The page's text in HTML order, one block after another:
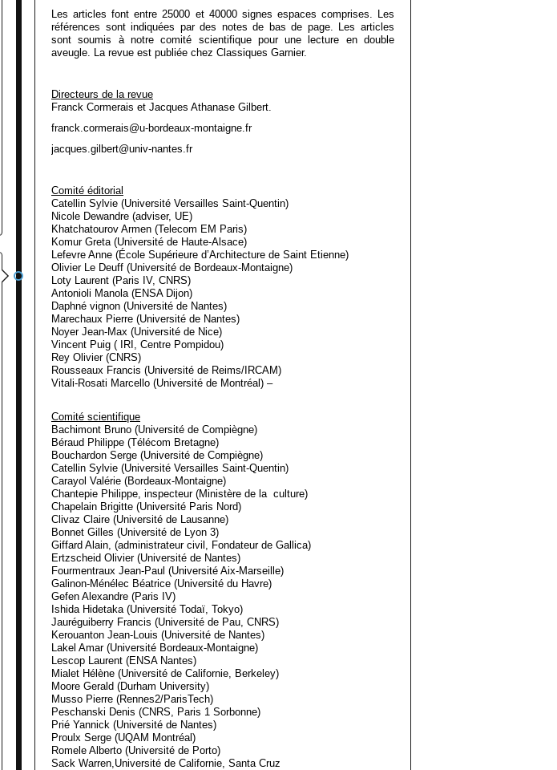
Les articles font entre 25000 et 40000 signes espaces comprises. Les
références sont indiquées par des notes de bas de page. Les articles
sont soumis à notre comité scientifique pour une lecture en double
aveugle. La revue est publiée chez Classiques Garnier.
Directeurs de la revue
Franck Cormerais et Jacques Athanase Gilbert.
franck.cormerais@u-bordeaux-montaigne.fr
jacques.gilbert@univ-nantes.fr
Comité éditorial
Catellin Sylvie (Université Versailles Saint-Quentin)
Nicole Dewandre (adviser, UE)
Khatchatourov Armen (Telecom EM Paris)
Komur Greta (Université de Haute-Alsace)
Lefevre Anne (École Supérieure d’Architecture de Saint Etienne)
Olivier Le Deuff (Université de Bordeaux-Montaigne)
Loty Laurent (Paris IV, CNRS)
Antonioli Manola (ENSA Dijon)
Daphné vignon (Université de Nantes)
Marechaux Pierre (Université de Nantes)
Noyer Jean-Max (Université de Nice)
Vincent Puig ( IRI, Centre Pompidou)
Rey Olivier (CNRS)
Rousseaux Francis (Université de Reims/IRCAM)
Vitali-Rosati Marcello (Université de Montréal) –
Comité scientifique
Bachimont Bruno (Université de Compiègne)
Béraud Philippe (Télécom Bretagne)
Bouchardon Serge (Université de Compiègne)
Catellin Sylvie (Université Versailles Saint-Quentin)
Carayol Valérie (Bordeaux-Montaigne)
Chantepie Philippe, inspecteur (Ministère de la culture)
Chapelain Brigitte (Université Paris Nord)
Clivaz Claire (Université de Lausanne)
Bonnet Gilles (Université de Lyon 3)
Giffard Alain, (administrateur civil, Fondateur de Gallica)
Ertzscheid Olivier (Université de Nantes)
Fourmentraux Jean-Paul (Université Aix-Marseille)
Galinon-Ménélec Béatrice (Université du Havre)
Gefen Alexandre (Paris IV)
Ishida Hidetaka (Université Todaï, Tokyo)
Jauréguiberry Francis (Université de Pau, CNRS)
Kerouanton Jean-Louis (Université de Nantes)
Lakel Amar (Université Bordeaux-Montaigne)
Lescop Laurent (ENSA Nantes)
Mialet Hélène (Université de Californie, Berkeley)
Moore Gerald (Durham University)
Musso Pierre (Rennes2/ParisTech)
Peschanski Denis (CNRS, Paris 1 Sorbonne)
Prié Yannick (Université de Nantes)
Proulx Serge (UQAM Montréal)
Romele Alberto (Université de Porto)
Sack Warren,Université de Californie, Santa Cruz